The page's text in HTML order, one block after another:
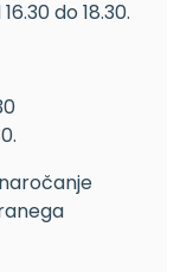
do 18.30.